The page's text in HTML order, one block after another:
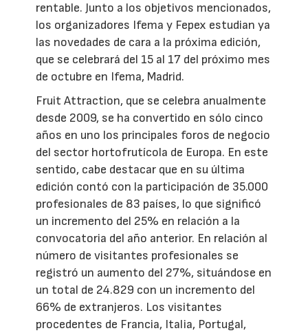
rentable. Junto a los objetivos mencionados,
los organizadores Ifema y Fepex estudian ya
las novedades de cara a la próxima edición,
que se celebrará del 15 al 17 del próximo mes
de octubre en Ifema, Madrid.
Fruit Attraction, que se celebra anualmente
desde 2009, se ha convertido en sólo cinco
años en uno los principales foros de negocio
del sector hortofrutícola de Europa. En este
sentido, cabe destacar que en su última
edición contó con la participación de 35.000
profesionales de 83 países, lo que significó
un incremento del 25% en relación a la
convocatoria del año anterior. En relación al
número de visitantes profesionales se
registró un aumento del 27%, situándose en
un total de 24.829 con un incremento del
66% de extranjeros. Los visitantes
procedentes de Francia, Italia, Portugal,